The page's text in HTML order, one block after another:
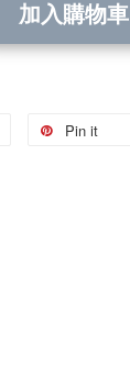
加入購物車
Pin it